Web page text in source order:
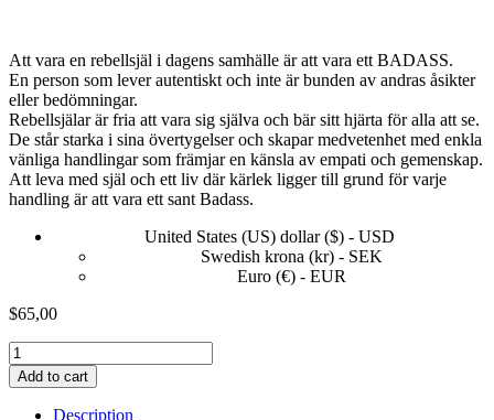
Att vara en rebellsjäl i dagens samhälle är att vara ett BADASS.
En person som lever autentiskt och inte är bunden av andras åsikter
eller bedömningar.
Rebellsjälar är fria att vara sig själva och bär sitt hjärta för alla att se.
De står starka i sina övertygelser och skapar medvetenhet med enkla
vänliga handlingar som främjar en känsla av empati och gemenskap.
Att leva med själ och ett liv där kärlek ligger till grund för varje
handling är att vara ett sant Badass.
United States (US) dollar ($) - USD
Swedish krona (kr) - SEK
Euro (€) - EUR
$65,00
Freeedooom
quantity
Add to cart
Description